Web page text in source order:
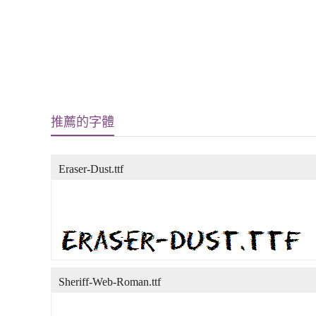
推薦的字體
Eraser-Dust.ttf
Sheriff-Web-Roman.ttf